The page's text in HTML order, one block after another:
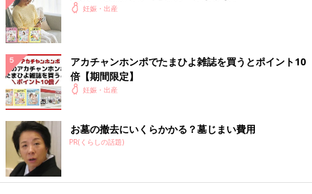
妊娠・出産
アカチャンホンポでたまひよ雑誌を買うとポイント10
倍【期間限定】
妊娠・出産
お墓の撤去にいくらかかる？墓じまい費用
PR(くらしの話題)